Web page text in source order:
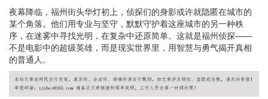
夜幕降临，福州街头华灯初上，侦探们的身影或许就隐匿在城市的
某个角落。他们用专业与坚守，默默守护着这座城市的另一种秩
序，在迷雾中寻找光明，在复杂中还原简单。这就是福州侦探——
不是电影中的超级英雄，而是现实世界里，用智慧与勇气揭开真相
的普通人。